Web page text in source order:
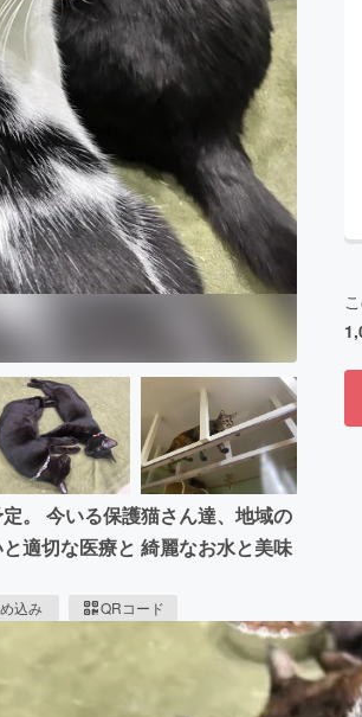
CAMPFIRE for Social Good
CAMPFIRE Creation
CAMPFIREふるさと納税
machi-yaコミュニティ
。 今いる保護猫さん達、地域の
適切な医療と 綺麗なお水と美味
込み QRコード